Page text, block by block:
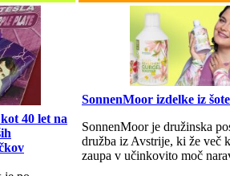
40 let na
SonnenMoor izdelke iz šote
SonnenMoor je družinska
družba iz Avstrije, ki že več
zaupa v učinkovito moč